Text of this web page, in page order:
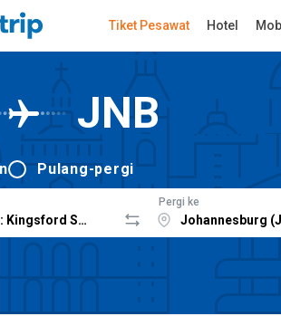
Tiket Pesawat Hotel
JNB
Pulang-pergi
Pergi ke